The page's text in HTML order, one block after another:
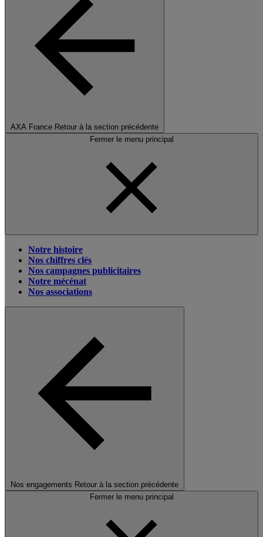
AXA France Retour à la section précédente
Fermer le menu principal
Notre histoire
Nos chiffres clés
Nos campagnes publicitaires
Notre mécénat
Nos associations
Nos engagements Retour à la section précédente
Fermer le menu principal